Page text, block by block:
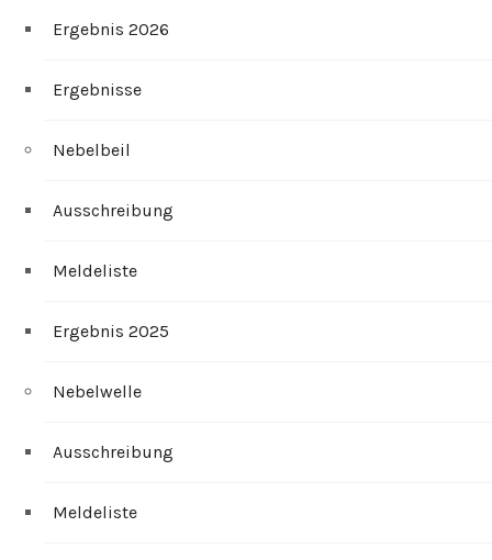
Ergebnis 2026
Ergebnisse
Nebelbeil
Ausschreibung
Meldeliste
Ergebnis 2025
Nebelwelle
Ausschreibung
Meldeliste